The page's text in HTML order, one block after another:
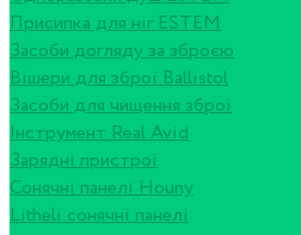
Присипка для ніг ESTEM
Засоби догляду за зброєю
Вішери для зброї Ballistol
Засоби для чищення зброї
Інструмент Real Avid
Зарядні пристрої
Сонячні панелі Houny
Litheli сонячні панелі